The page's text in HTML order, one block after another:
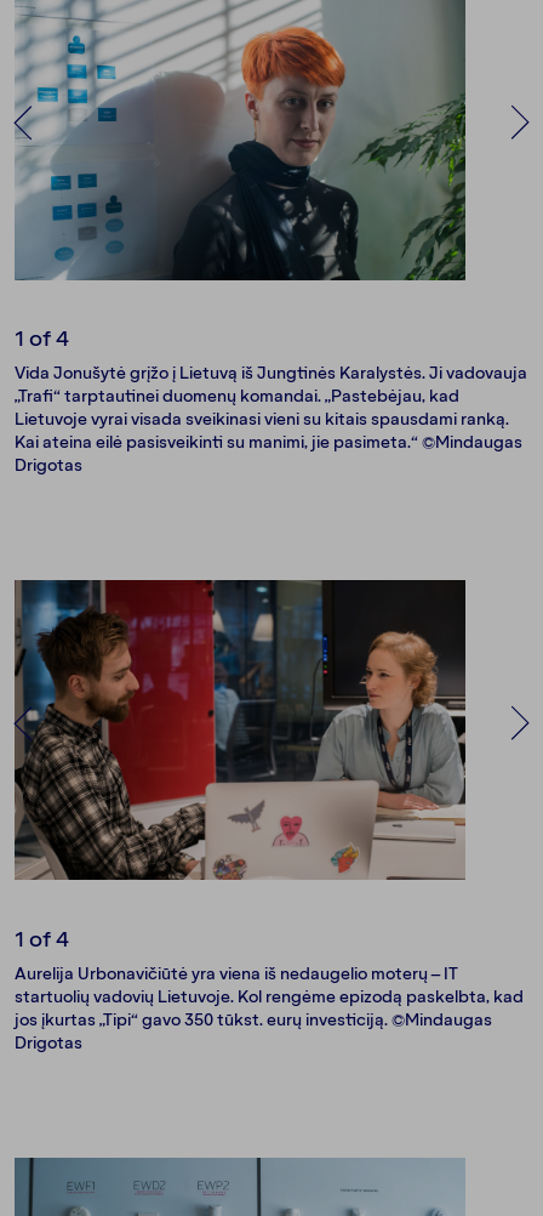
1 of 4
Vida Jonušytė grįžo į Lietuvą iš Jungtinės Karalystės. Ji vadovauja
„Trafi“ tarptautinei duomenų komandai. „Pastebėjau, kad
Lietuvoje vyrai visada sveikinasi vieni su kitais spausdami ranką.
Kai ateina eilė pasisveikinti su manimi, jie pasimeta.“ ©Mindaugas
Drigotas
1 of 4
Aurelija Urbonavičiūtė yra viena iš nedaugelio moterų – IT
startuolių vadovių Lietuvoje. Kol rengėme epizodą paskelbta, kad
jos įkurtas „Tipi“ gavo 350 tūkst. eurų investiciją. ©Mindaugas
Drigotas